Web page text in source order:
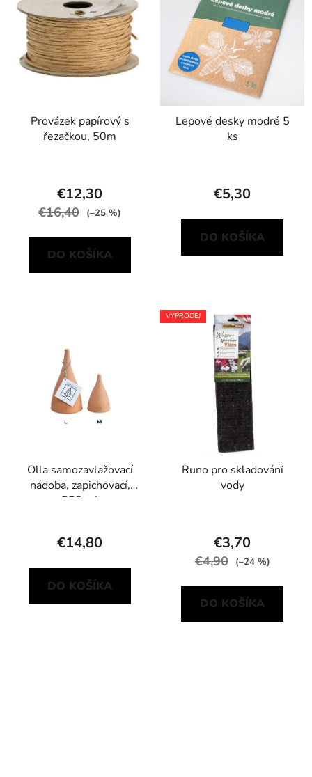
Provázek papírový s
řezačkou, 50m
€12,30
€16,40 (–25 %)
DO KOŠÍKA
Lepové desky modré 5
ks
€5,30
DO KOŠÍKA
Olla samozavlažovací
nádoba, zapichovací,
550 ml
€14,80
DO KOŠÍKA
VÝPRODEJ
Runo pro skladování
vody
€3,70
€4,90 (–24 %)
DO KOŠÍKA